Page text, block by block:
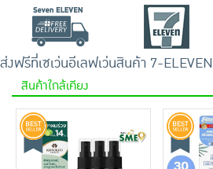
ส่งฟรีที่เซเว่นอีเลฟเว่นสินค้า 7-ELEVEN
สินค้าใกล้เคียง